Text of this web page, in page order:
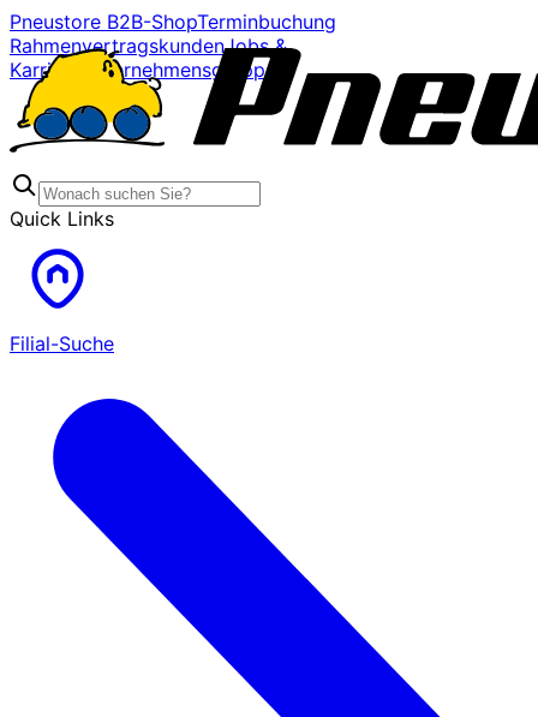
Pneustore B2B-ShopTerminbuchung
RahmenvertragskundenJobs &
Karriere
Unternehmensgruppe
Quick Links
Filial-Suche